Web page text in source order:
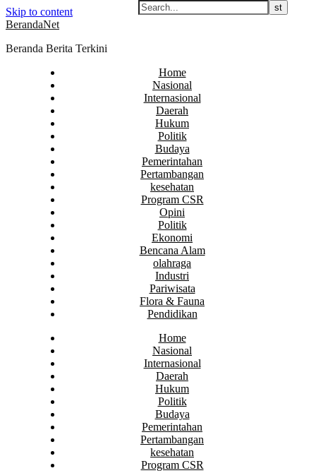
Skip to content
BerandaNet
Beranda Berita Terkini
Home
Nasional
Internasional
Daerah
Hukum
Politik
Budaya
Pemerintahan
Pertambangan
kesehatan
Program CSR
Opini
Politik
Ekonomi
Bencana Alam
olahraga
Industri
Pariwisata
Flora & Fauna
Pendidikan
Home
Nasional
Internasional
Daerah
Hukum
Politik
Budaya
Pemerintahan
Pertambangan
kesehatan
Program CSR